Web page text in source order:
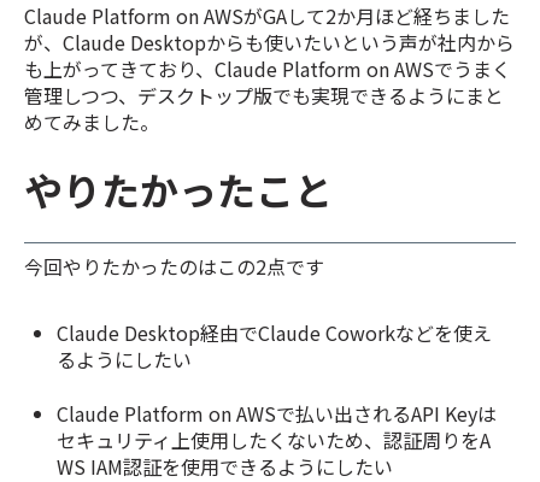
Claude Platform on AWSがGAして2か月ほど経ちました
が、Claude Desktopからも使いたいという声が社内から
も上がってきており、Claude Platform on AWSでうまく
管理しつつ、デスクトップ版でも実現できるようにまと
めてみました。
やりたかったこと
今回やりたかったのはこの2点です
Claude Desktop経由でClaude Coworkなどを使え
るようにしたい
Claude Platform on AWSで払い出されるAPI Keyは
セキュリティ上使用したくないため、認証周りをA
WS IAM認証を使用できるようにしたい